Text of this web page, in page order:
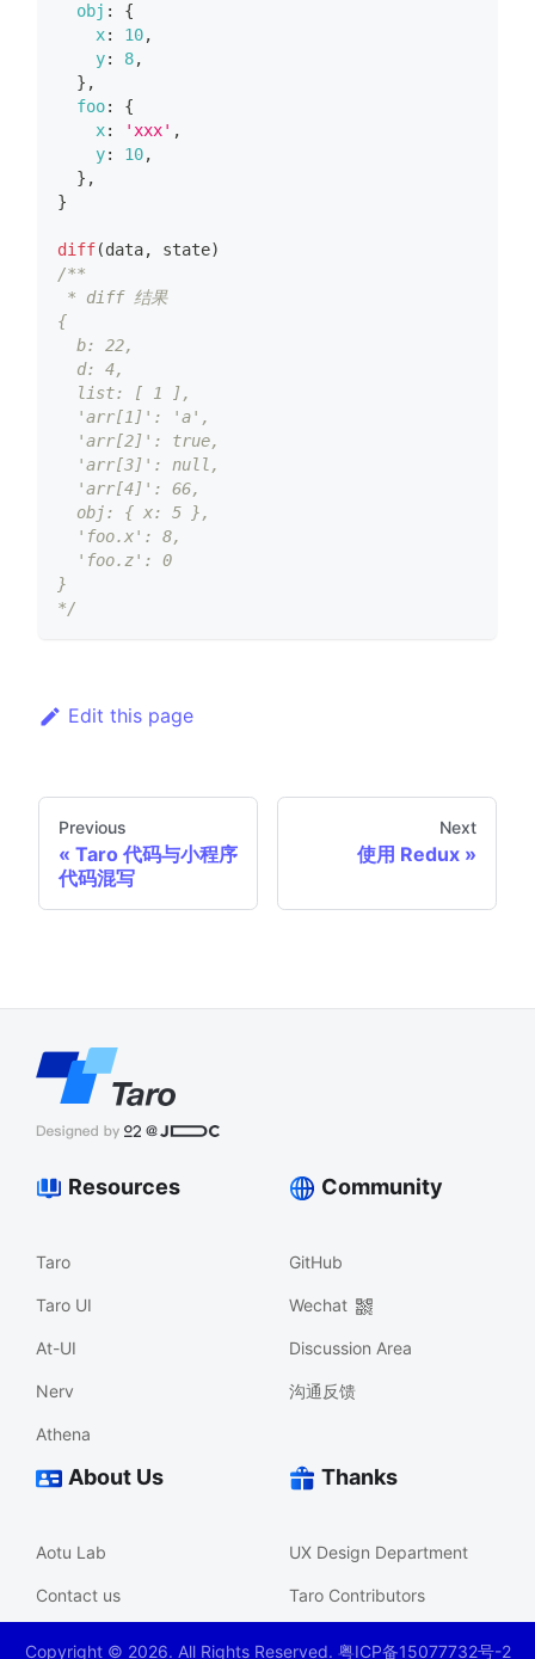
obj :
{
x: 10,
y: 8,
} ,
foo:
{
x: 'xxx' ,
y: 10,
} ,
}
diff(data, state)
/**
* diff 结果
{
  b: 22,
  d: 4,
  list: [ 1 ],
  'arr[1]': 'a',
  'arr[2]': true,
  'arr[3]': null,
  'arr[4]': 66,
  obj: { x: 5 },
  'foo.x': 8,
  'foo.z': 0
}
*/
Edit this page
Previous
Taro 代码与小程序
代码混写
Next
使用 Redux
Resources
Taro
Taro UI
At-UI
Nerv
Athena
Community
GitHub
Wechat
Discussion Area
沟通反馈
About Us
Aotu Lab
Contact us
Thanks
UX Design Department
Taro Contributors
Copyright © 2026. All Rights Reserved. 粤ICP备15077732号-2